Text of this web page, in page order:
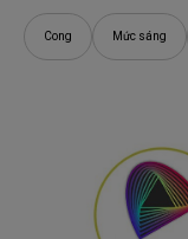
Cong Mức sáng